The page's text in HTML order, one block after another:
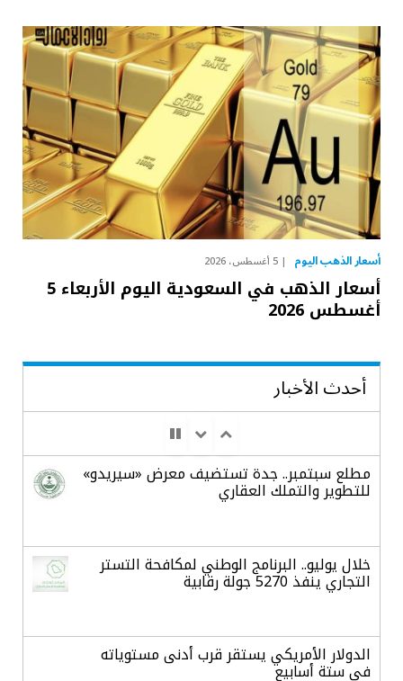
أسعار الذهب اليوم 5 أغسطس، 2026
أسعار الذهب في السعودية اليوم الأربعاء 5
أغسطس 2026
أحدث الأخبار
مطلع سبتمبر.. جدة تستضيف معرض «سيريدو»
للتطوير والتملك العقاري
خلال يوليو.. البرنامج الوطني لمكافحة التستر
التجاري ينفذ 5270 جولة رقابية
الدولار الأمريكي يستقر قرب أدنى مستوياته
في ستة أسابيع